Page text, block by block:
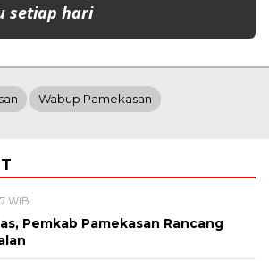
setiap hari
Wabup Pamekasan
WIB
Pemkab Pamekasan Rancang